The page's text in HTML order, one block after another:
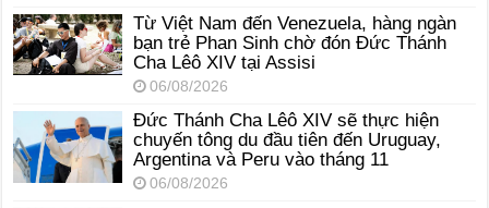
Từ Việt Nam đến Venezuela, hàng ngàn
bạn trẻ Phan Sinh chờ đón Đức Thánh
Cha Lêô XIV tại Assisi
06/08/2026
Đức Thánh Cha Lêô XIV sẽ thực hiện
chuyến tông du đầu tiên đến Uruguay,
Argentina và Peru vào tháng 11
06/08/2026